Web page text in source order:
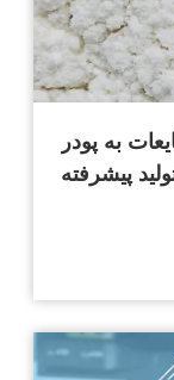
به پودر
پیشرفته